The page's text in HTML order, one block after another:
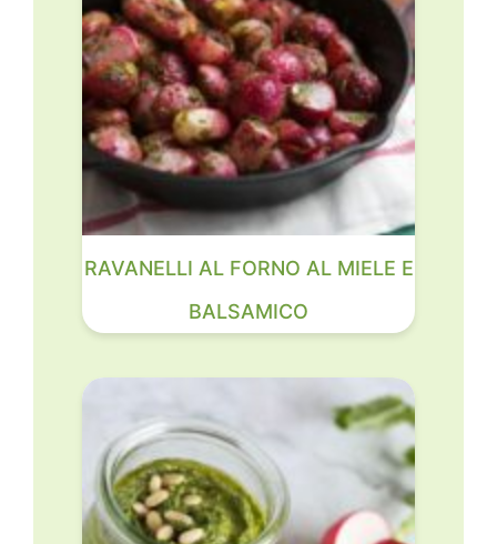
RAVANELLI AL FORNO AL MIELE E
BALSAMICO